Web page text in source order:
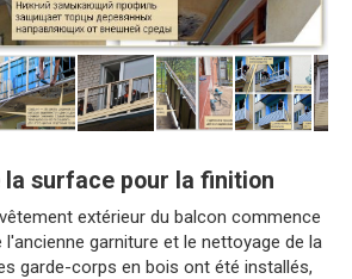
la surface pour la finition
extérieur du balcon commence
garniture et le nettoyage de la
garde-corps en bois ont été installés,